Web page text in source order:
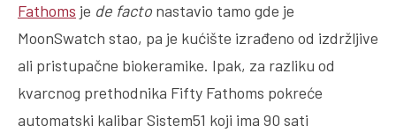
Fathoms je de facto nastavio tamo gde je
MoonSwatch stao, pa je kućište izrađeno od izdržljive
ali pristupačne biokeramike. Ipak, za razliku od
kvarcnog prethodnika Fifty Fathoms pokreće
automatski kalibar Sistem51 koji ima 90 sati